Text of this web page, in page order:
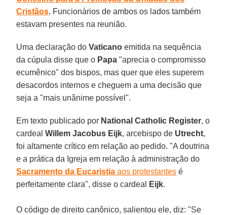
Cristãos. Funcionários de ambos os lados também
estavam presentes na reunião.
Uma declaração doVaticano emitida na sequência
da cúpula disse que o Papa "aprecia o compromisso
ecumênico" dos bispos, mas quer que eles superem
desacordos internos e cheguem a uma decisão que
seja a "mais unânime possível".
Em texto publicado por National Catholic Register, o
cardealWillem Jacobus Eijk, arcebispo de Utrecht,
foi altamente crítico em relação ao pedido. "A doutrina
e a prática da Igreja em relação à administração do
Sacramento da Eucaristia aos protestantes é
perfeitamente clara", disse o cardeal
Eijk.
O código de direito canônico, salientou ele, diz: "Se